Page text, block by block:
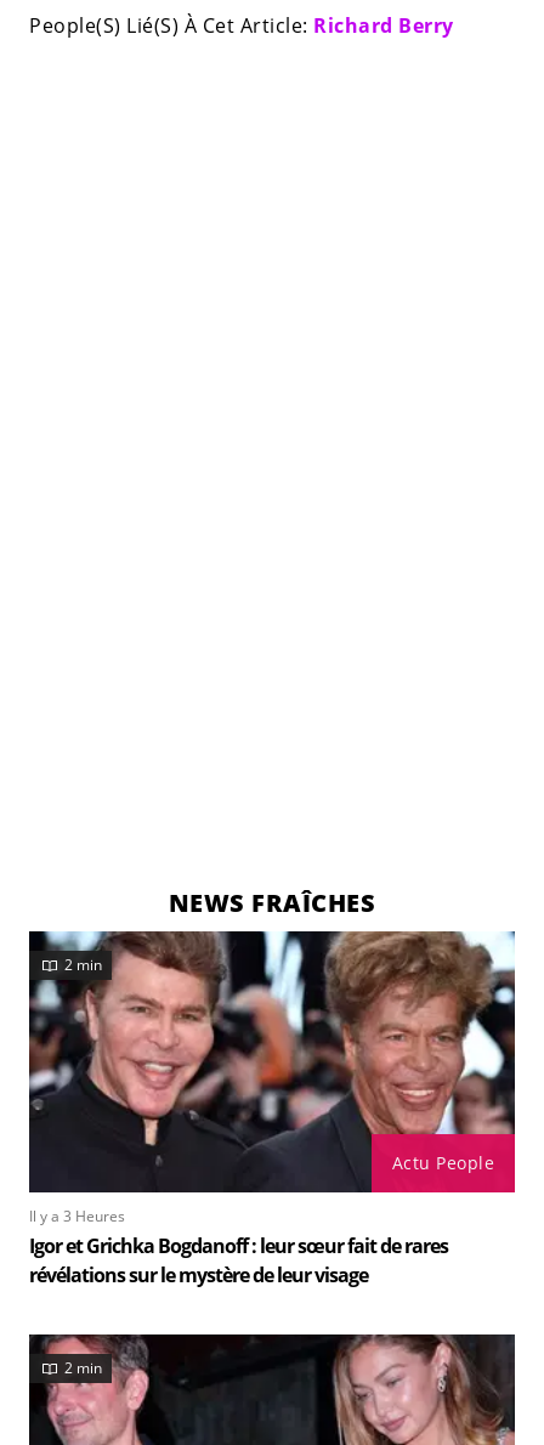
People(S) Lié(S) À Cet Article: Richard Berry
NEWS FRAÎCHES
Actu People
2 min
Il y a 3 Heures
Igor et Grichka Bogdanoff : leur sœur fait de rares
révélations sur le mystère de leur visage
2 min